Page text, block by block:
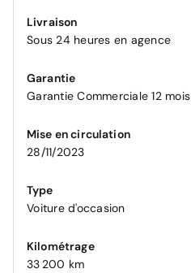
Livraison
Sous 24 heures en agence
Garantie
Garantie Commerciale 12 mois
Mise en circulation
28/11/2023
Type
Voiture d'occasion
Kilométrage
33 200 km